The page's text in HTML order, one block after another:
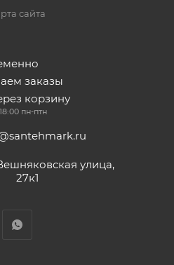
сайта
заказы
корзину
пн-птн
улица,
27к1